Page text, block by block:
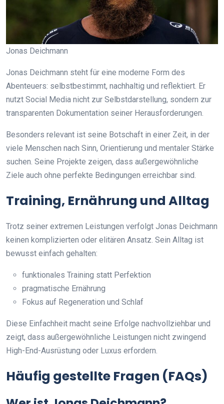
Jonas Deichmann
Jonas Deichmann steht für eine moderne Form des
Abenteuers: selbstbestimmt, nachhaltig und reflektiert. Er
nutzt Social Media nicht zur Selbstdarstellung, sondern zur
transparenten Dokumentation seiner Herausforderungen.
Besonders relevant ist seine Botschaft in einer Zeit, in der
viele Menschen nach Sinn, Orientierung und mentaler Stärke
suchen. Seine Projekte zeigen, dass außergewöhnliche
Ziele auch ohne perfekte Bedingungen erreichbar sind.
Training, Ernährung und Alltag
Trotz seiner extremen Leistungen verfolgt Jonas Deichmann
keinen komplizierten oder elitären Ansatz. Sein Alltag ist
bewusst einfach gehalten:
funktionales Training statt Perfektion
pragmatische Ernährung
Fokus auf Regeneration und Schlaf
Diese Einfachheit macht seine Erfolge nachvollziehbar und
zeigt, dass außergewöhnliche Leistungen nicht zwingend
High-End-Ausrüstung oder Luxus erfordern.
Häufig gestellte Fragen (FAQs)